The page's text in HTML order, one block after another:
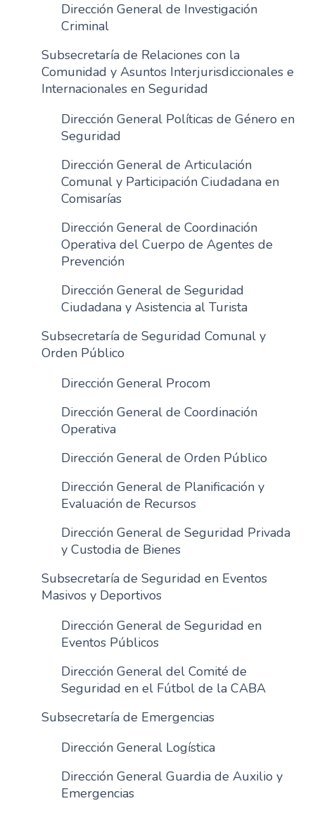
a
Dirección General de Investigación
Criminal
Subsecretaría de Relaciones con la
Comunidad y Asuntos Interjurisdiccionales e
Internacionales en Seguridad
Dirección General Políticas de Género en
Seguridad
Dirección General de Articulación
Comunal y Participación Ciudadana en
Comisarías
Dirección General de Coordinación
Operativa del Cuerpo de Agentes de
Prevención
Dirección General de Seguridad
Ciudadana y Asistencia al Turista
Subsecretaría de Seguridad Comunal y
Orden Público
Dirección General Procom
Dirección General de Coordinación
Operativa
Dirección General de Orden Público
Dirección General de Planificación y
Evaluación de Recursos
Dirección General de Seguridad Privada
y Custodia de Bienes
Subsecretaría de Seguridad en Eventos
Masivos y Deportivos
Dirección General de Seguridad en
Eventos Públicos
Dirección General del Comité de
Seguridad en el Fútbol de la CABA
Subsecretaría de Emergencias
Dirección General Logística
Dirección General Guardia de Auxilio y
Emergencias